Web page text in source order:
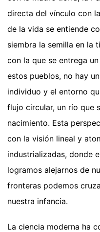
directa del vínculo con
de la vida se entiende
siembra la semilla en la
con la que se entrega
estos pueblos, no hay
individuo y el entorno
flujo circular, un río que
nacimiento. Esta
con la visión lineal y
industrializadas, donde
logramos alejarnos de
fronteras podemos
nuestra infancia.
La ciencia moderna ha